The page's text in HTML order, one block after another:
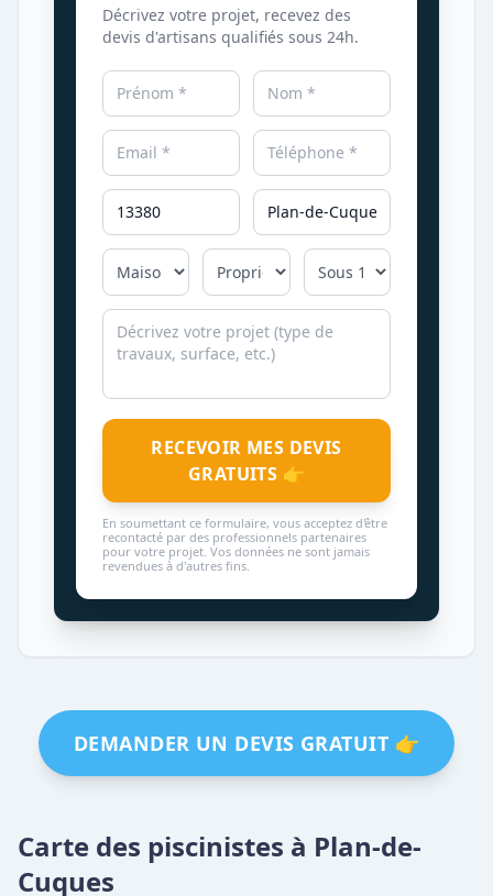
Décrivez votre projet, recevez des
devis d'artisans qualifiés sous 24h.
RECEVOIR MES DEVIS
GRATUITS 👉
En soumettant ce formulaire, vous acceptez d'être
recontacté par des professionnels partenaires
pour votre projet. Vos données ne sont jamais
revendues à d'autres fins.
DEMANDER UN DEVIS GRATUIT 👉
Carte des piscinistes à Plan-de-
Cuques